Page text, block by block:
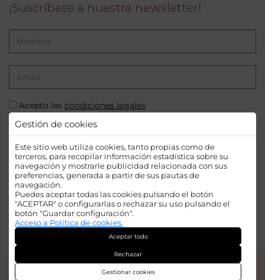
Gestión de cookies
Este sitio web utiliza cookies, tanto propias como de
terceros, para recopilar información estadística sobre su
navegación y mostrarle publicidad relacionada con sus
preferencias, generada a partir de sus pautas de
navegación.
Puedes aceptar todas las cookies pulsando el botón
"ACEPTAR" o configurarlas o rechazar su uso pulsando el
botón "Guardar configuración".
Acceso a Política de cookies.
Aceptar todo
Rechazar
Gestionar cookies
¡Suscríbete a nuestra newsletter!
Acepto las condiciones legales
Financiado por la Unión Europea - NextGenerationEU. Sin embargo, los
puntos de vista y las opiniones expresadas son únicamente los del autor o
autores y no reflejan necesariamente los de la Unión Europea o la Comisión
Europea. Ni la Unión Europea ni la Comisión Europea pueden ser
consideradas responsables de las mismas.
© 2026 Iridian Web Engine